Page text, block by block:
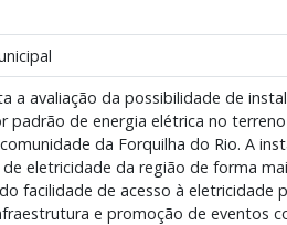
a avaliação da possibilidade de
padrão de energia elétrica no
da Forquilha do Rio. A
de eletricidade da região de forma
facilidade de acesso à eletricidade
e promoção de eventos